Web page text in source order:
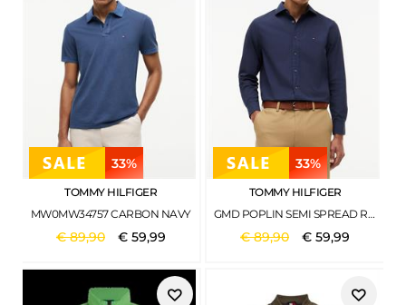
33%
TOMMY HILFIGER
MW0MW34757 CARBON NAVY
€89,90 € 59,99
33%
TOMMY HILFIGER
GMD POPLIN SEMI SPREAD RF SHT CARBON NAVY
€89,90 €59,99